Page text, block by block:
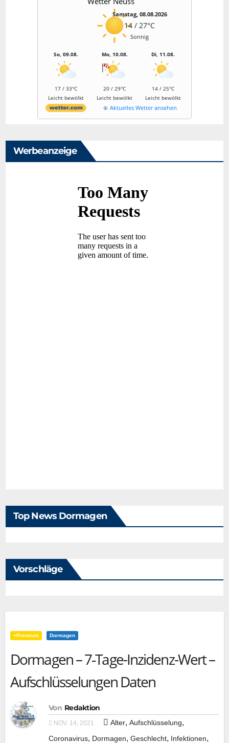
Samstag, 08.08.2026
14 / 27°C
Sonnig
So, 09.08.
17 / 33°C
Leicht bewölkt
Mo, 10.08.
20 / 29°C
Leicht bewölkt
Di, 11.08.
14 / 25°C
Leicht bewölkt
Aktuelles Wetter ansehen
Werbeanzeige
Top News Dormagen
Vorschläge
+Premium Dormagen
Dormagen – 7‑Tage-Inzidenz-Wert –
Aufschlüsselungen Daten
Von Redaktion
NOV. 14, 2021 Alter, Aufschlüsselung,
Coronavirus, Dormagen, Geschlecht, Infektionen,